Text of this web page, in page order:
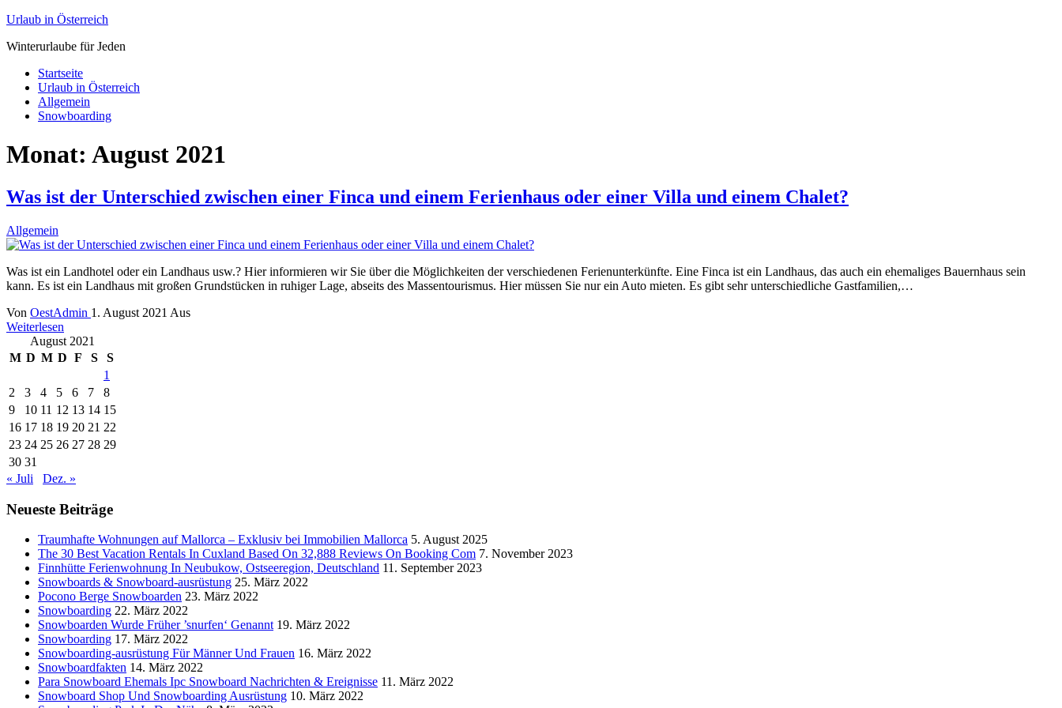
Urlaub in Österreich
Winterurlaube für Jeden
Startseite
Urlaub in Österreich
Allgemein
Snowboarding
Monat: August 2021
Was ist der Unterschied zwischen einer Finca und einem Ferienhaus oder einer Villa und einem Chalet?
Allgemein
Was ist ein Landhotel oder ein Landhaus usw.? Hier informieren wir Sie über die Möglichkeiten der verschiedenen Ferienunterkünfte. Eine Finca ist ein Landhaus, das auch ein ehemaliges Bauernhaus sein
kann. Es ist ein Landhaus mit großen Grundstücken in ruhiger Lage, abseits des Massentourismus. Hier müssen Sie nur ein Auto mieten. Es gibt sehr unterschiedliche Gastfamilien,…
Von OestAdmin 1. August 2021 Aus
Weiterlesen
August 2021
M D M D F S
S
1
2
3 4 5 6 7
8
9
10 11 12 13 14 15
16 17 18 19 20 21 22
23 24 25 26 27 28 29
30 31
« Juli
Dez. »
Neueste Beiträge
Traumhafte Wohnungen auf Mallorca – Exklusiv bei Immobilien Mallorca 5. August 2025
The 30 Best Vacation Rentals In Cuxland Based On 32,888 Reviews On Booking Com 7. November 2023
Finnhütte Ferienwohnung In Neubukow, Ostseeregion, Deutschland 11. September 2023
Snowboards & Snowboard-ausrüstung 25. März 2022
Pocono Berge Snowboarden 23. März 2022
Snowboarding 22. März 2022
Snowboarden Wurde Früher ’snurfen‘ Genannt 19. März 2022
Snowboarding 17. März 2022
Snowboarding-ausrüstung Für Männer Und Frauen 16. März 2022
Snowboardfakten 14. März 2022
Para Snowboard Ehemals Ipc Snowboard Nachrichten & Ereignisse 11. März 2022
Snowboard Shop Und Snowboarding Ausrüstung 10. März 2022